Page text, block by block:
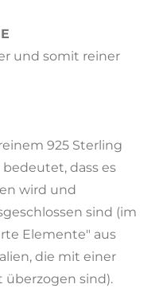
und somit reiner
925 Sterling
dass es
wird und
sind (im
Elemente" aus
die mit einer
überzogen sind).